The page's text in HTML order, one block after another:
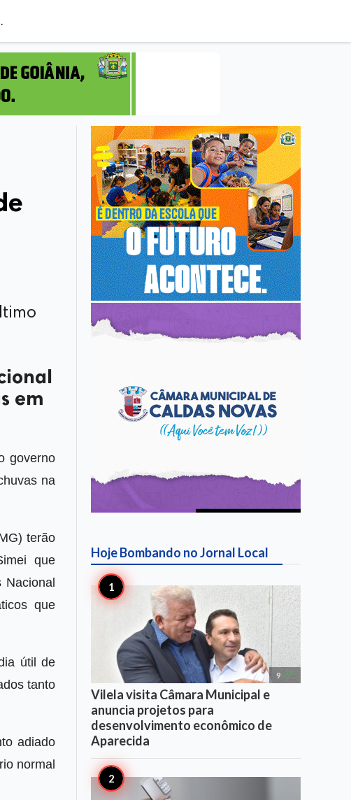
por chuvas em MG
em
governo
na
terão
que
Nacional
que
útil de
tanto
adiado
normal
Hoje Bombando noJornal Local
9 
Vilela visita Câmara Municipal e
anuncia projetos para
desenvolvimento econômico de
Aparecida